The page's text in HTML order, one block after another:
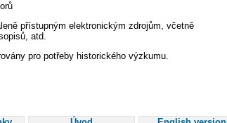
přístupným elektronickým zdrojům, včetně
atd.
pro potřeby historického výzkumu.